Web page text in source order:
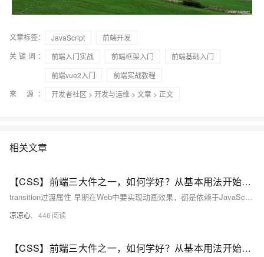
文章标签： JavaScript
前端开发
关键词：
前端入门实战 前端框架入门
前端基础入门
前端vue2入门
前端实战教程
来 源：
开发者社区 > 开发与运维 > 文章 > 正文
相关文章
【CSS】前端三大件之一，如何学好？从基本用法开始吧！（八）：学习transition过渡属性；本文学习property模拟、duration过渡时间指定、delay时间延迟 等多个参数
transition过渡属性 早期在Web中要实现动画效果，都是依赖于JavaScript或Flash来完成。 但在CSS3中新增加了一个新的模块transition，它可以通过一些简单的CSS事件来触发元素的外观变化， 让效果显得更加细腻。简单点说，就是通过鼠标经过、获得焦点，被点击或对元素任何改变中触发， 并平滑地以动画效果改变CSS的属性值。 在CSS中创建简单的过渡效果可以从以下几个步骤来实现： 在默认样式中声明元素的初始状态样式； 声明过渡元素最终状态样式，比如悬浮状态； 在默认样式中通过添加
凉凉心. 446
【CSS】前端三大件之一，如何学好？从基本用法开始吧！（七）：学习ransform属性；本文学习 rotate旋转、scale缩放、skew扭曲、tanslate移动、matrix矩阵 多个参数